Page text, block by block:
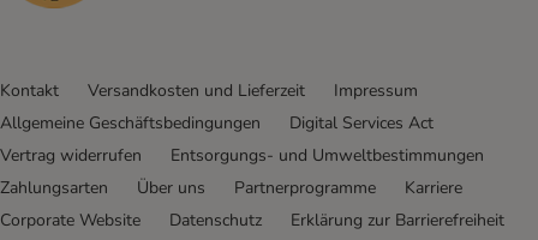
Kontakt Versandkosten und Lieferzeit
Impressum
Allgemeine Geschäftsbedingungen
Digital Services Act
Vertrag widerrufen
Entsorgungs- und Umweltbestimmungen
Zahlungsarten
Über uns Partnerprogramme
Karriere
Corporate Website
Datenschutz Erklärung zur Barrierefreiheit